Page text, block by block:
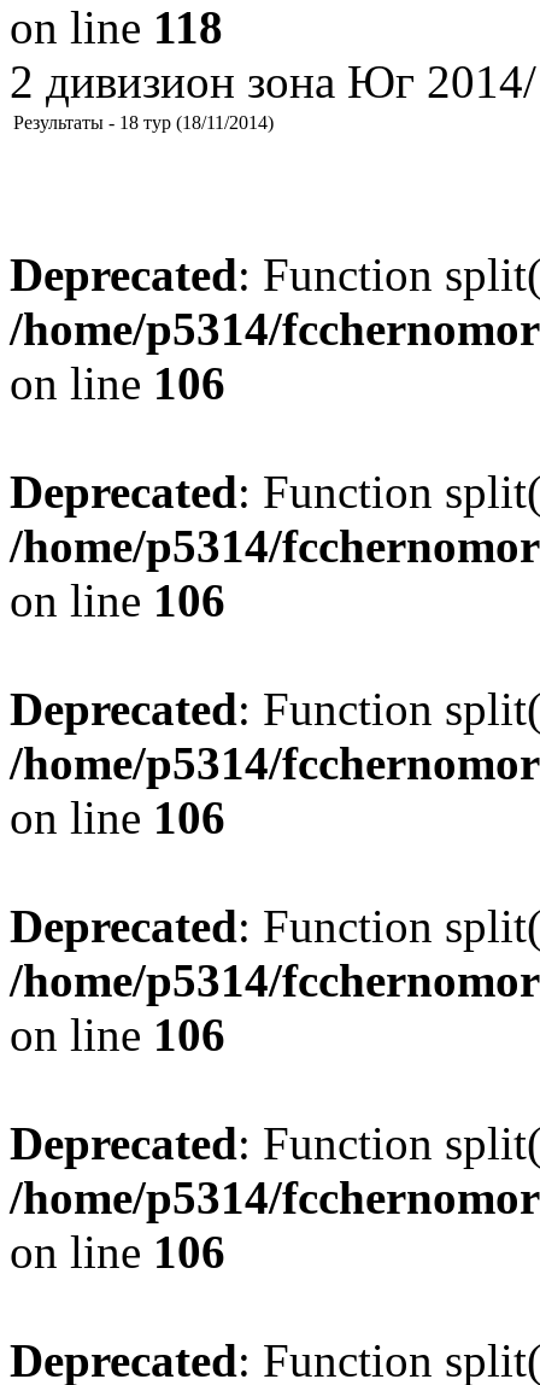
on line 118
2 дивизион зона Юг
Результаты - 18 тур (18/11/2014)
Deprecated: Function
/home/p5314/
on line 106
Deprecated: Function
/home/p5314/
on line 106
Deprecated: Function
/home/p5314/
on line 106
Deprecated: Function
/home/p5314/
on line 106
Deprecated: Function
/home/p5314/
on line 106
Deprecated: Function